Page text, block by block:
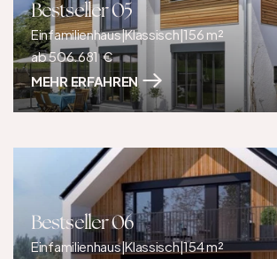
Bestseller 05
Einfamilienhaus|Klassisch|156 m²
ab 506.681  €
MEHR ERFAHREN
Bestseller 06
Einfamilienhaus|Klassisch|154 m²